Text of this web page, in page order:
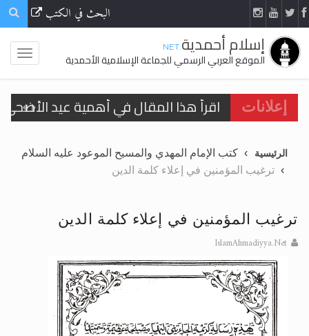
البحث في الكتب
إسلام أحمدية.NET
الموقع العربي الرسمي للجماعة الإسلامية الأحمدية
إعلانات
اقرأ هذا المقال في أهمية عيد
الحجّ.. دلالات، حِكم، وأهداف >> المزيد
تعميم هامّ لأفراد الجماعة >> المزيد
اقرأ هذا الكتاب وتعرّف على حقيقة
الرئيسية
كتب الإمام المهدي والمسيح الموعود عليه السلام
ترغيب المؤمنين في إعلاء كلمة الدين
ترغيب المؤمنين في إعلاء كلمة الدين
IslamAhmadiyya.Net